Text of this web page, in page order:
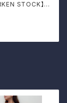
STOCK】M
マドリッド
39